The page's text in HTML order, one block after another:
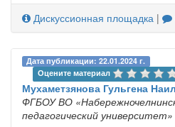
Дискуссионная площадка |
Дата публикации: 22.01.2024 г.
Оцените материал
Мухаметзянова Гульгена
ФГБОУ ВО
педагогический университет»